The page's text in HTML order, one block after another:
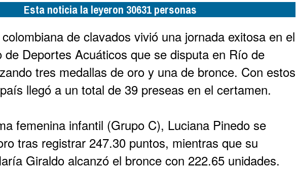
Esta noticia la leyeron 30631 personas
de clavados vivió una jornada exitosa en el
de Deportes Acuáticos que se disputa en Río de
tres medallas de oro y una de bronce. Con estos
llegó a un total de 39 preseas en el certamen.
femenina infantil (Grupo C), Luciana Pinedo se
tras registrar 247.30 puntos, mientras que su
Giraldo alcanzó el bronce con 222.65 unidades.